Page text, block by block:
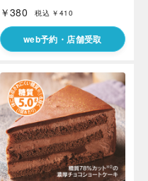
￥380 税込 ￥410
web予約・店舗受取